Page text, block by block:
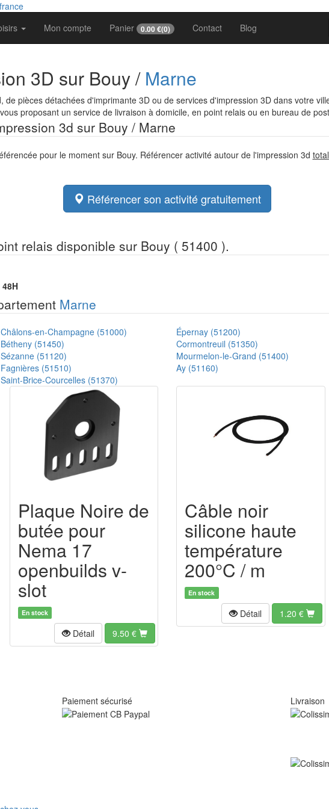
Mon compte Panier 0.00 €(0) Contact Blog
3D sur Bouy / Marne
pièces détachées d'imprimante 3D ou de services d'impression 3D dans votre
proposant un service de livraison à domicile, en point relais ou en bureau de
3d sur Bouy / Marne
pour le moment sur Bouy. Référencer activité autour de l'impression 3d
Référencer son activité gratuitement
relais disponible sur Bouy ( 51400 ).
Marne
Châlons-en-Champagne (51000) Épernay (51200)
Bétheny (51450) Cormontreuil (51350)
Sézanne (51120) Mourmelon-le-Grand (51400)
Fagnières (51510) Ay (51160)
Saint-Brice-Courcelles (51370)
Plaque Noire de
butée pour
Nema 17
openbuilds v-
slot
En stock
Détail 9.50 €
Câble noir
silicone haute
température
200°C / m
En stock
Détail 1.20 €
Paiement sécurisé Livraison